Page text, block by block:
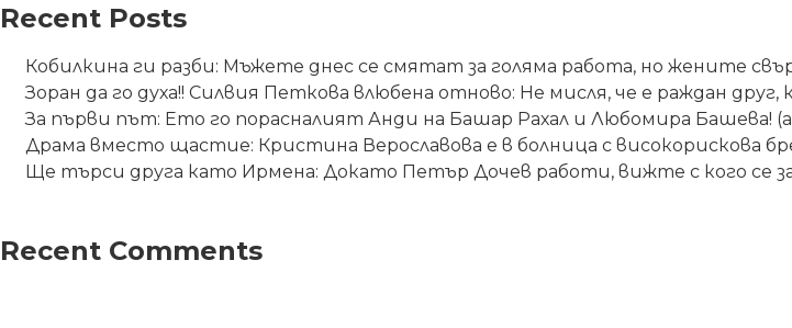
Recent Posts
Кобилкина ги разби: Мъжете днес се смятат за голяма работа, но жените
Зоран да го духа!! Силвия Петкова влюбена отново: Не мисля, че е раждан
За първи път: Ето го порасналият Анди на Башар Рахал и Любомира Башева!
Драма вместо щастие: Кристина Верославова е в болница с високорискова
Ще търси друга като Ирмена: Докато Петър Дочев работи, вижте с кого се
Recent Comments